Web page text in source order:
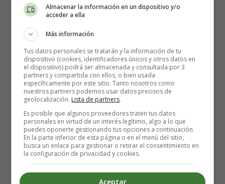
Detalles
Escrito por: Estefanía Morera
Categoría:Desarrollo Psicosocial
Última actualización: 10 Junio 2026
Leer más: Campamentos Tecnológicos Verano
2026 para niños: Robótica, IA y Drones en España
Autonomía Infantil: Cómo
Almacenar la información en un dispositivo y/o
acceder a ella
Más información
Tus datos personales se tratarán y la información de tu
dispositivo (cookies, identificadores únicos y otros datos en
el dispositivo) podrá ser almacenada y consultada por 3
partners y compartida con ellos, o bien usada
específicamente por este sitio. Tanto nosotros como
nuestros partners podemos usar datos precisos de
geolocalización. Lista de partners.
Es posible que algunos proveedores traten tus datos
personales en virtud de un interés legítimo, algo a lo que
puedes oponerte gestionando tus opciones a continuación.
En la parte inferior de esta página o en el menú del sitio,
busca un enlace para gestionar o retirar el consentimiento en
la configuración de privacidad y cookies.
Aceptar